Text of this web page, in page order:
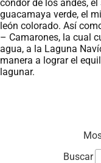
cóndor de los andes,
guacamaya verde, el
león colorado. Así
– Camarones, la cual
agua, a la Laguna
manera a lograr el
lagunar.
Buscar